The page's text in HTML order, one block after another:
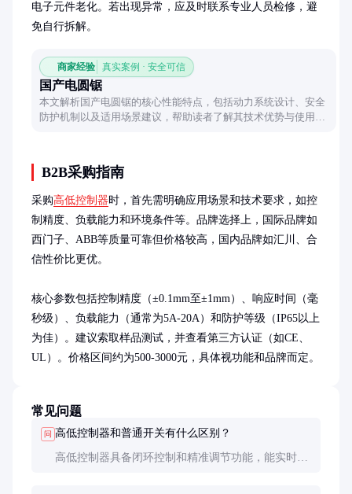
电子元件老化。若出现异常，应及时联系专业人员检修，避
免自行拆解。
商家经验 真实案例 · 安全可信
国产电圆锯
本文解析国产电圆锯的核心性能特点，包括动力系统设计、安全
防护机制以及适用场景建议，帮助读者了解其技术优势与使用技
B2B采购指南
采购高低控制器时，首先需明确应用场景和技术要求，如控
制精度、负载能力和环境条件等。品牌选择上，国际品牌如
西门子、ABB等质量可靠但价格较高，国内品牌如汇川、合
信性价比更优。
核心参数包括控制精度（±0.1mm至±1mm）、响应时间（毫
秒级）、负载能力（通常为5A-20A）和防护等级（IP65以上
为佳）。建议索取样品测试，并查看第三方认证（如CE、
UL）。价格区间约为500-3000元，具体视功能和品牌而定。
常见问题
问 高低控制器和普通开关有什么区别？
高低控制器具备闭环控制和精准调节功能，能实时反